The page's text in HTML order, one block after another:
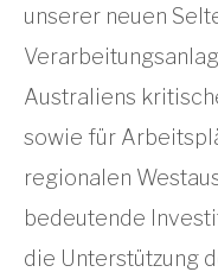
unserer neuen
Australiens
sowie für
regionalen
bedeutende
die Unterstützung